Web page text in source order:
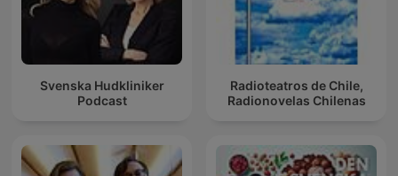
Svenska Hudkliniker
Podcast
Radioteatros de Chile,
Radionovelas Chilenas